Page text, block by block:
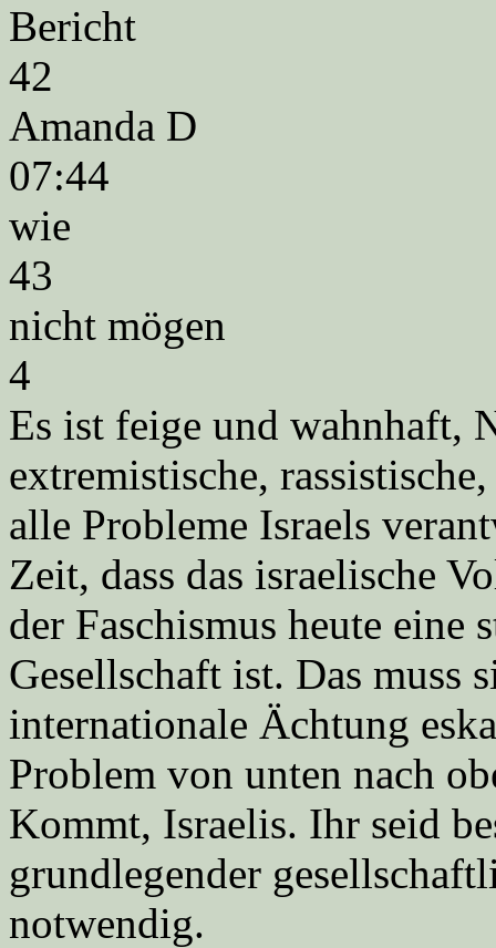
Bericht
42
Amanda D
07:44
wie
43
nicht mögen
4
Es ist feige und wahnhaft,
extremistische,
alle Probleme Israels
Zeit, dass das israelische
der Faschismus heute eine
Gesellschaft ist. Das muss
internationale Ächtung
Problem von unten nach
Kommt, Israelis. Ihr seid
grundlegender
notwendig.